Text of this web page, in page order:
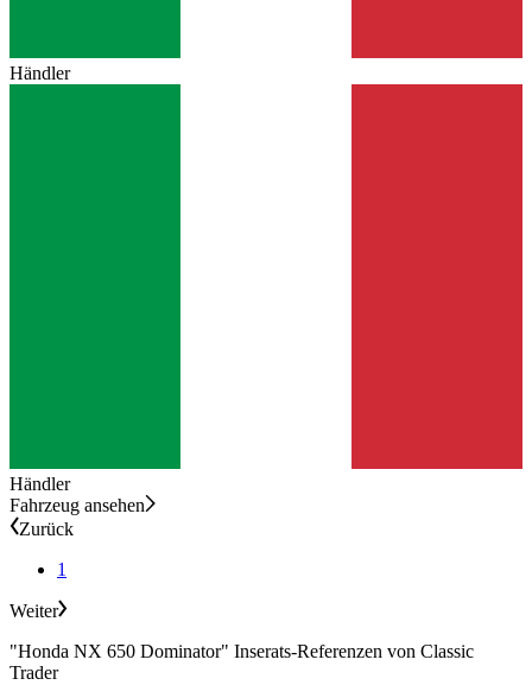
Händler
Händler
Fahrzeug ansehen
Zurück
1
Weiter
"Honda NX 650 Dominator" Inserats-Referenzen von Classic
Trader